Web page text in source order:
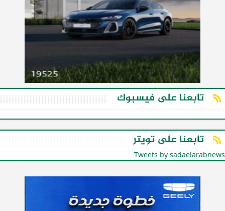
تابعنا على فيسبوك
تابعنا على تويتر
Tweets by sadaelarabnews